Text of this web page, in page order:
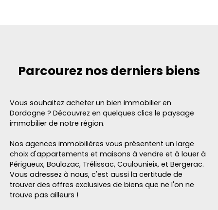
Parcourez nos derniers biens
Vous souhaitez acheter un bien immobilier en
Dordogne ? Découvrez en quelques clics le paysage
immobilier de notre région.
Nos agences immobilières vous présentent un large
choix d'appartements et maisons à vendre et à louer à
Périgueux, Boulazac, Trélissac, Coulounieix, et Bergerac.
Vous adressez à nous, c'est aussi la certitude de
trouver des offres exclusives de biens que ne l'on ne
trouve pas ailleurs !